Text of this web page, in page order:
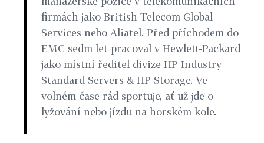
firmách jako British Telecom Global
Services nebo Aliatel. Před příchodem do
EMC sedm let pracoval v Hewlett-Packard
jako místní ředitel divize HP Industry
Standard Servers & HP Storage. Ve
volném čase rád sportuje, ať už jde o
lyžování nebo jízdu na horském kole.